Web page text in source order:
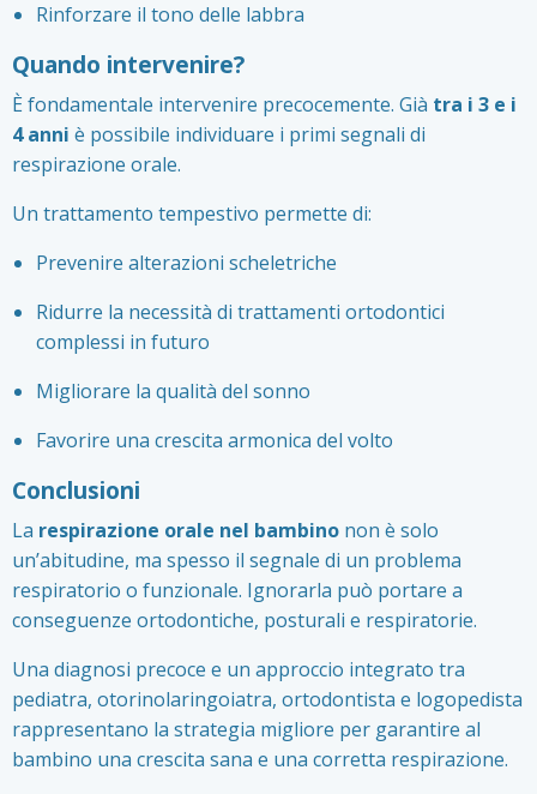
Rinforzare il tono delle labbra
Quando intervenire?
È fondamentale intervenire precocemente. Già tra i 3 e i
4 anni è possibile individuare i primi segnali di
respirazione orale.
Un trattamento tempestivo permette di:
Prevenire alterazioni scheletriche
Ridurre la necessità di trattamenti ortodontici
complessi in futuro
Migliorare la qualità del sonno
Favorire una crescita armonica del volto
Conclusioni
La respirazione orale nel bambino non è solo
un’abitudine, ma spesso il segnale di un problema
respiratorio o funzionale. Ignorarla può portare a
conseguenze ortodontiche, posturali e respiratorie.
Una diagnosi precoce e un approccio integrato tra
pediatra, otorinolaringoiatra, ortodontista e logopedista
rappresentano la strategia migliore per garantire al
bambino una crescita sana e una corretta respirazione.